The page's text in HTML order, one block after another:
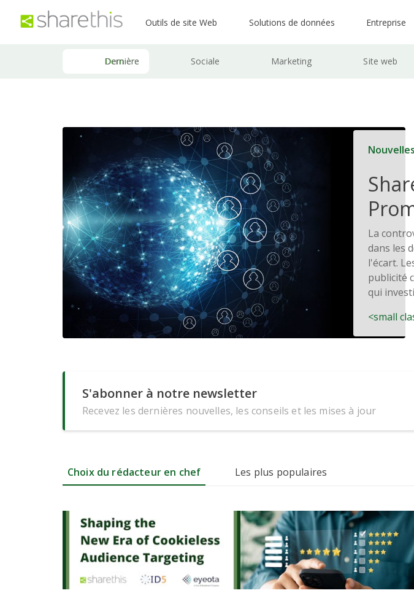
Outils de site Web Solutions de données Entreprise
Dernière Sociale Marketing Site web
Nouvelles
La
dans les
l'écart.
publicité
qui
<small
S'abonner à notre newsletter
Recevez les dernières nouvelles, les conseils et les mises à jour
Choix du rédacteur en chef Les plus populaires